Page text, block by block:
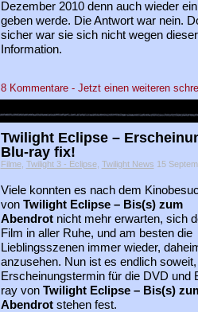
Dezember 2010 denn auch wieder
geben werde. Die Antwort war nein.
sicher war sie sich nicht wegen dieser
Information.
8 Kommentare - Jetzt einen weiteren
Twilight Eclipse –
Blu-ray fix!
Filme, Twilight 3 - Eclipse, Twilight News 15
Viele konnten es nach dem
von Twilight Eclipse – Bis(s) zum
Abendrotnicht mehr erwarten, sich
Film in aller Ruhe, und am besten die
Lieblingsszenen immer wieder,
anzusehen. Nun ist es endlich
Erscheinungstermin für die DVD und
ray von Twilight Eclipse – Bis(s)
Abendrotstehen fest.